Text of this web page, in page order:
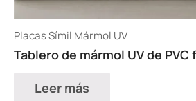
Placas Símil Mármol UV
Tablero de mármol UV de
Leer más